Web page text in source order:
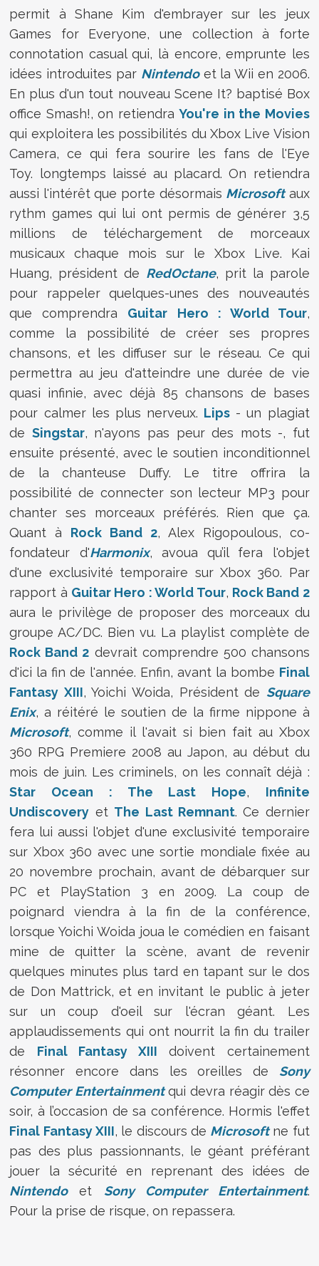
permit à Shane Kim d'embrayer sur les jeux
Games for Everyone, une collection à forte
connotation casual qui, là encore, emprunte les
idées introduites par Nintendoet la Wii en 2006.
En plus d'un tout nouveau Scene It? baptisé Box
office Smash!, on retiendraYou're in the Movies
qui exploitera les possibilités du Xbox Live Vision
Camera, ce qui fera sourire les fans de l'Eye
Toy. longtemps laissé au placard. On retiendra
aussi l'intérêt que porte désormais Microsoftaux
rythm games qui lui ont permis de générer 3,5
millions de téléchargement de morceaux
musicaux chaque mois sur le Xbox Live. Kai
Huang, président de RedOctane, prit la parole
pour rappeler quelques-unes des nouveautés
que comprendra Guitar Hero : World Tour,
comme la possibilité de créer ses propres
chansons, et les diffuser sur le réseau. Ce qui
permettra au jeu d'atteindre une durée de vie
quasi infinie, avec déjà 85 chansons de bases
pour calmer les plus nerveux. Lips - un plagiat
de Singstar, n'ayons pas peur des mots -, fut
ensuite présenté, avec le soutien inconditionnel
de la chanteuse Duffy. Le titre offrira la
possibilité de connecter son lecteur MP3 pour
chanter ses morceaux préférés. Rien que ça.
Quant à Rock Band 2, Alex Rigopoulous, co-
fondateur d'Harmonix, avoua qu’il fera l'objet
d'une exclusivité temporaire sur Xbox 360. Par
rapport à Guitar Hero : World Tour, Rock Band 2
aura le privilège de proposer des morceaux du
groupe AC/DC. Bien vu. La playlist complète de
Rock Band 2 devrait comprendre 500 chansons
d'ici la fin de l'année. Enfin, avant la bombe Final
Fantasy XIII, Yoichi Woida, Président de Square
Enix, a réitéré le soutien de la firme nippone à
Microsoft, comme il l'avait si bien fait au Xbox
360 RPG Premiere 2008 au Japon, au début du
mois de juin. Les criminels, on les connaît déjà :
Star Ocean : The Last Hope, Infinite
Undiscovery et The Last Remnant. Ce dernier
fera lui aussi l'objet d'une exclusivité temporaire
sur Xbox 360 avec une sortie mondiale fixée au
20 novembre prochain, avant de débarquer sur
PC et PlayStation 3 en 2009. La coup de
poignard viendra à la fin de la conférence,
lorsque Yoichi Woida joua le comédien en faisant
mine de quitter la scène, avant de revenir
quelques minutes plus tard en tapant sur le dos
de Don Mattrick, et en invitant le public à jeter
sur un coup d'oeil sur l'écran géant. Les
applaudissements qui ont nourrit la fin du trailer
de Final Fantasy XIII doivent certainement
résonner encore dans les oreilles de Sony
Computer Entertainmentqui devra réagir dès ce
soir, à l’occasion de sa conférence. Hormis l'effet
Final Fantasy XIII, le discours de Microsoftne fut
pas des plus passionnants, le géant préférant
jouer la sécurité en reprenant des idées de
Nintendoet Sony Computer Entertainment.
Pour la prise de risque, on repassera.